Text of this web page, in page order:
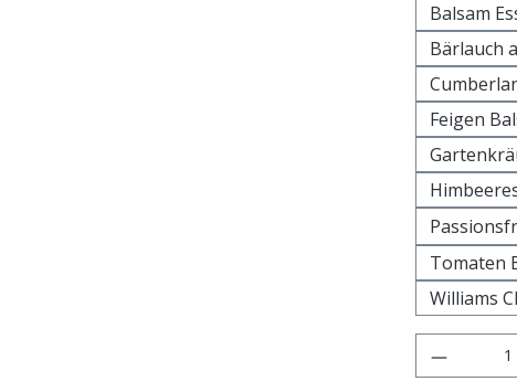
Balsam
Bärlauch
Feigen
Tomaten
Williams